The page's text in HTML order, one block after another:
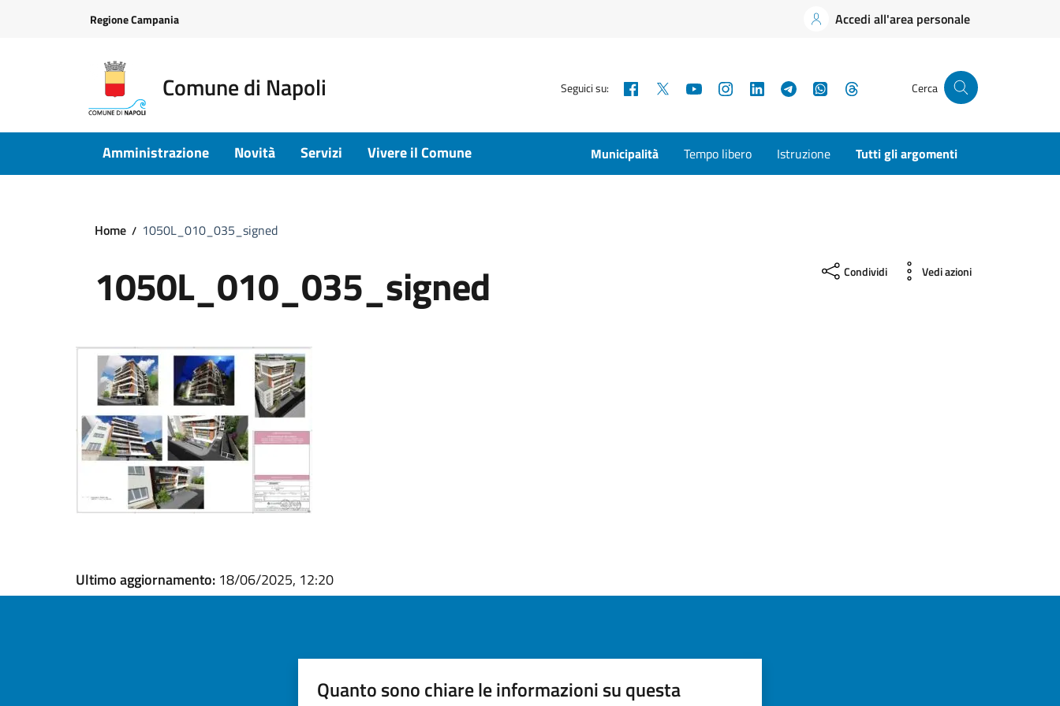
Regione Campania Accedi all'area personale
Comune di Napoli Seguici su: Facebook YouTubeInstagramLinkedInTelegramWhatsApp Cerca
Amministrazione Novità Servizi Vivere il Comune Municipalità Tempo libero Istruzione Tutti gli argomenti
Home 1050L_010_035_signed
1050L_010_035_signed Condividi Vedi azioni
Ultimo aggiornamento: 18/06/2025, 12:20
Quanto sono chiare le informazioni su questa